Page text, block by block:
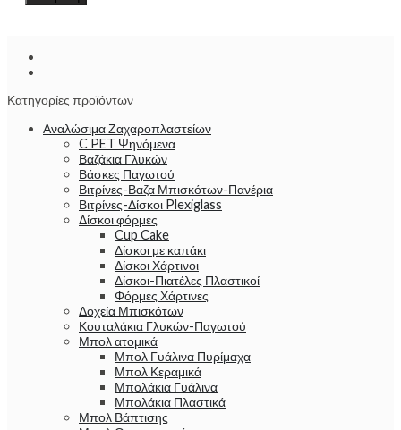
Κατηγορίες προϊόντων
Αναλώσιμα Ζαχαροπλαστείων
C PET Ψηνόμενα
Βαζάκια Γλυκών
Βάσκες Παγωτού
Βιτρίνες-Βαζα Μπισκότων-Πανέρια
Βιτρίνες-Δίσκοι Plexiglass
Δίσκοι φόρμες
Cup Cake
Δίσκοι με καπάκι
Δίσκοι Χάρτινοι
Δίσκοι-Πιατέλες Πλαστικοί
Φόρμες Χάρτινες
Δοχεία Μπισκότων
Κουταλάκια Γλυκών-Παγωτού
Μπολ ατομικά
Μπολ Γυάλινα Πυρίμαχα
Μπολ Κεραμικά
Μπολάκια Γυάλινα
Μπολάκια Πλαστικά
Μπολ Βάπτισης